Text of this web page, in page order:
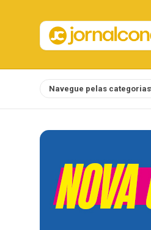
Navegue pelas categorias